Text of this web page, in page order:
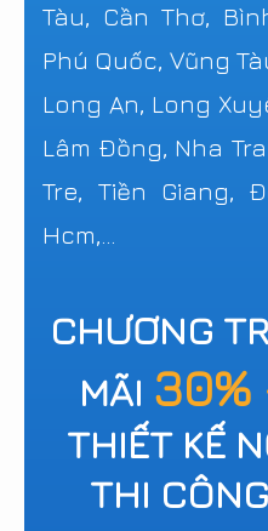
Tàu, Cần Thơ,
Phú Quốc, Vũng
Long An, Long
Lâm Đồng, Nha
Tre, Tiền Giang,
Hcm,...
CHƯƠNG
MÃI 30%
THIẾT KẾ
THI